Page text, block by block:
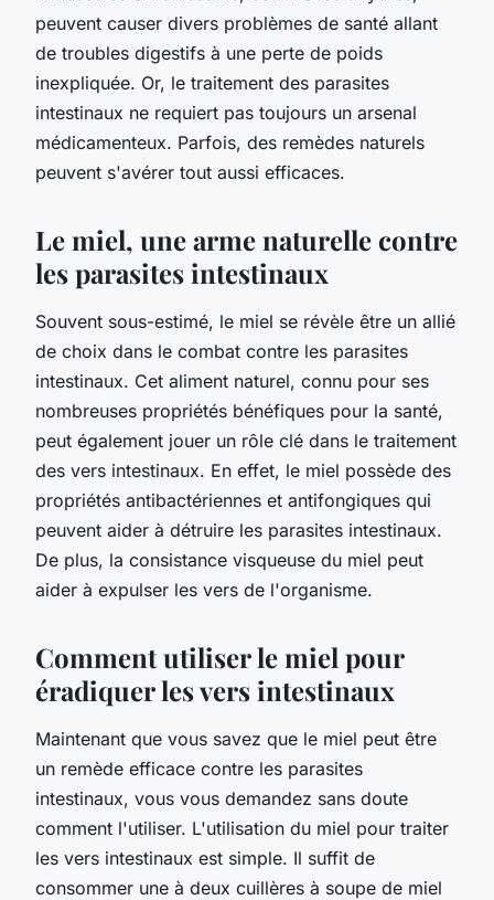
peuvent causer divers problèmes de santé allant
de troubles digestifs à une perte de poids
inexpliquée. Or, le traitement des parasites
intestinaux ne requiert pas toujours un arsenal
médicamenteux. Parfois, des remèdes naturels
peuvent s'avérer tout aussi efficaces.
Le miel, une arme naturelle contre
les parasites intestinaux
Souvent sous-estimé, le miel se révèle être un allié
de choix dans le combat contre les parasites
intestinaux. Cet aliment naturel, connu pour ses
nombreuses propriétés bénéfiques pour la santé,
peut également jouer un rôle clé dans le traitement
des vers intestinaux. En effet, le miel possède des
propriétés antibactériennes et antifongiques qui
peuvent aider à détruire les parasites intestinaux.
De plus, la consistance visqueuse du miel peut
aider à expulser les vers de l'organisme.
Comment utiliser le miel pour
éradiquer les vers intestinaux
Maintenant que vous savez que le miel peut être
un remède efficace contre les parasites
intestinaux, vous vous demandez sans doute
comment l'utiliser. L'utilisation du miel pour traiter
les vers intestinaux est simple. Il suffit de
consommer une à deux cuillères à soupe de miel